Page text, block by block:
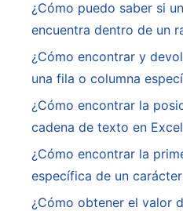
¿Cómo puedo saber si
encuentra dentro de un
¿Cómo encontrar y
una fila o columna
¿Cómo encontrar la
cadena de texto en
¿Cómo encontrar la
específica de un
¿Cómo obtener el valor